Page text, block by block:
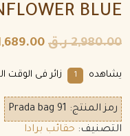
BLUE
2,980.00 ر.ق
يشاهده 1 زائر فى الوقت
رمز المنتج: Prada bag 91
التصنيف: حقائب برادا